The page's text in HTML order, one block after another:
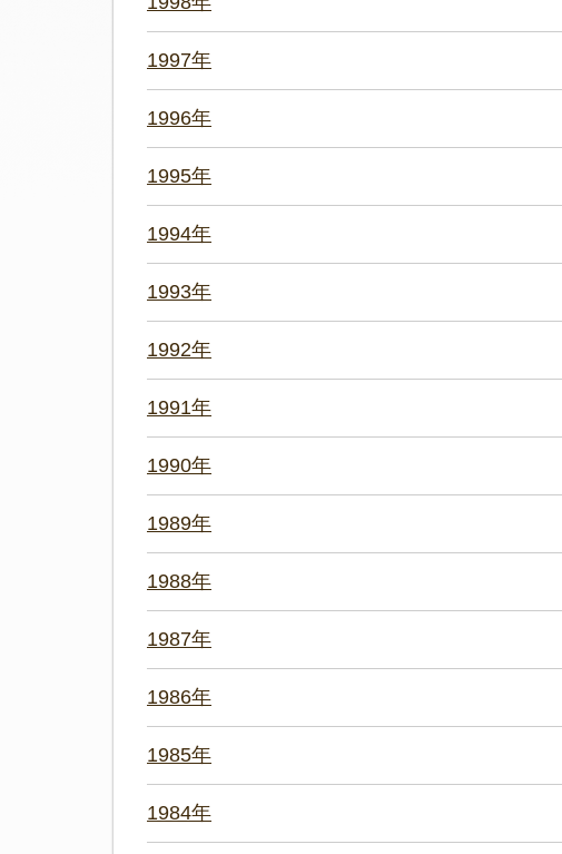
1997年
1996年
1995年
1994年
1993年
1992年
1991年
1990年
1989年
1988年
1987年
1986年
1985年
1984年